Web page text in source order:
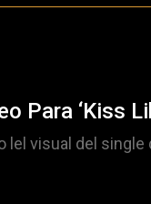
Para ‘Kiss
lel visual del